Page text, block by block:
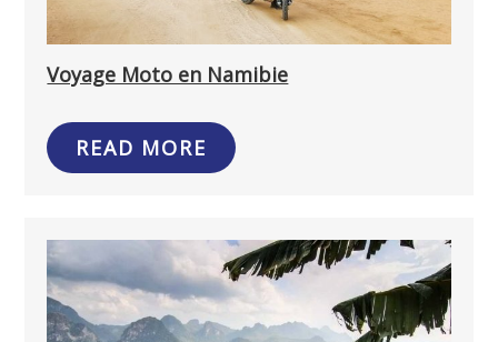
Voyage Moto en Namibie
READ MORE